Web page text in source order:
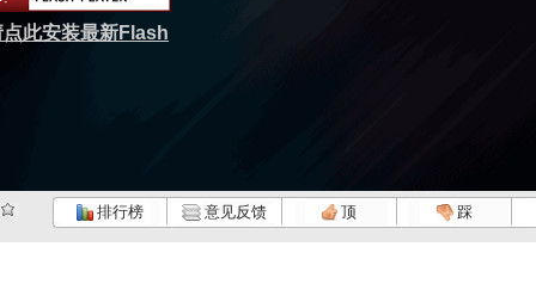
点此安装最新Flash
排行榜 意见反馈 顶 踩